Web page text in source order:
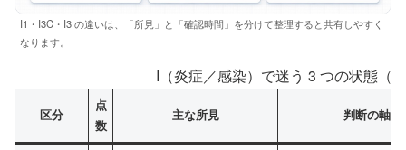
I1・I3C・I3 の違いは、「所見」と「確認時間」を分けて整理すると共有しやすく
なります。
I（炎症／感染）で迷う 3 つの状態（
区分
点
数
主な所見 判断の軸